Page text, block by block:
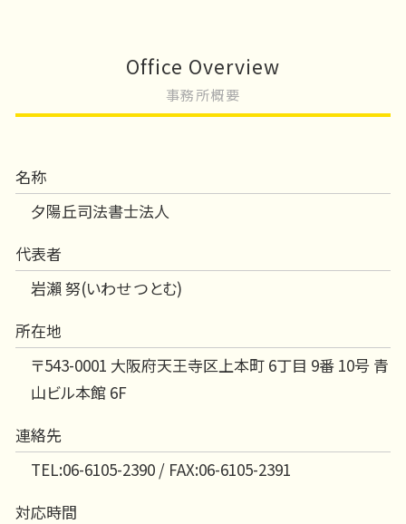
Office Overview
事務所概要
名称
夕陽丘司法書士法人
代表者
岩瀨 努(いわせ つとむ)
所在地
〒543-0001 大阪府天王寺区上本町 6丁目 9番 10号 青
山ビル本館 6F
連絡先
TEL:06-6105-2390 / FAX:06-6105-2391
対応時間